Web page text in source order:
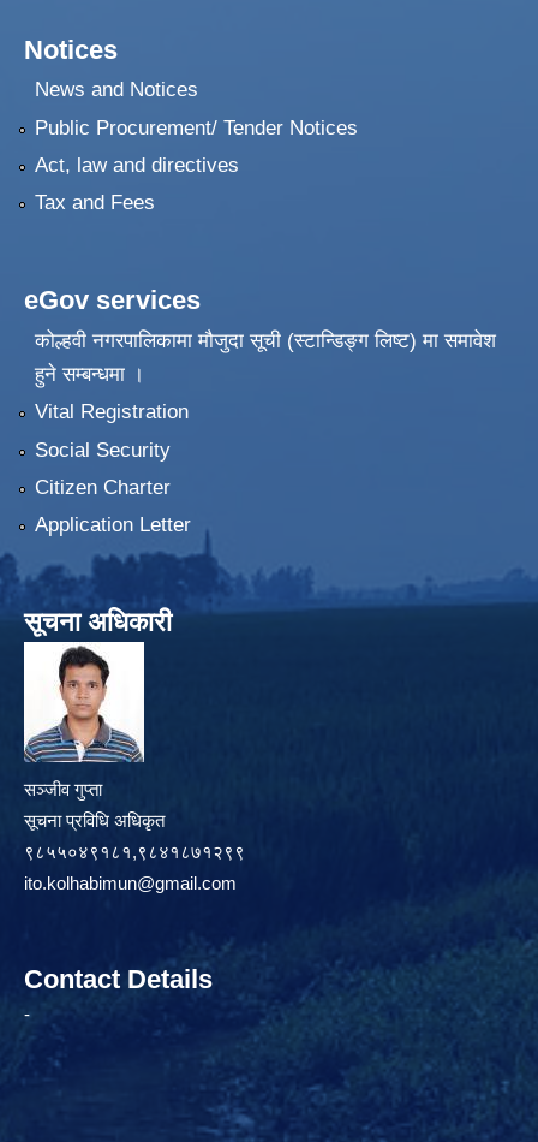
Notices
News and Notices
Public Procurement/ Tender Notices
Act, law and directives
Tax and Fees
eGov services
कोल्हवी नगरपालिकामा मौजुदा सूची (स्टान्डिङ्ग लिष्ट) मा समावेश
हुने सम्बन्धमा ।
Vital Registration
Social Security
Citizen Charter
Application Letter
सूचना अधिकारी
सञ्जीव गुप्ता
सूचना प्रविधि अधिकृत
९८५५०४९१८१,९८४१८७१२९९
ito.kolhabimun@gmail.com
Contact Details
-